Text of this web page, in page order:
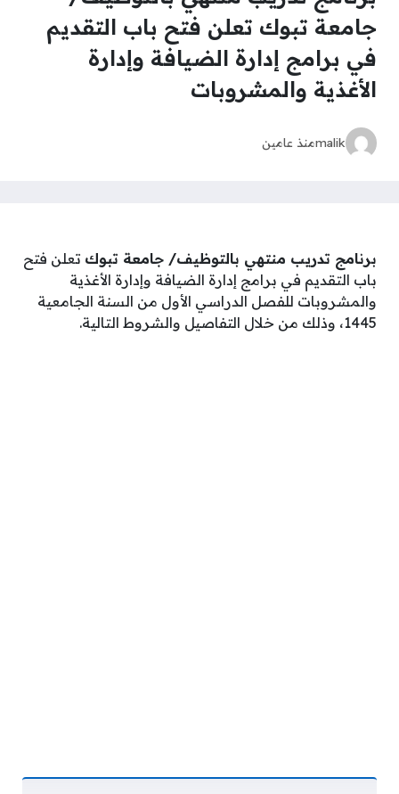
جامعة تبوك تعلن فتح باب التقديم
في برامج إدارة الضيافة وإدارة
الأغذية والمشروبات
malikمنذ عامين
برنامج تدريب منتهي بالتوظيف/ جامعة تبوك تعلن فتح
باب التقديم في برامج إدارة الضيافة وإدارة الأغذية
والمشروبات للفصل الدراسي الأول من السنة الجامعية
1445، وذلك من خلال التفاصيل والشروط التالية.